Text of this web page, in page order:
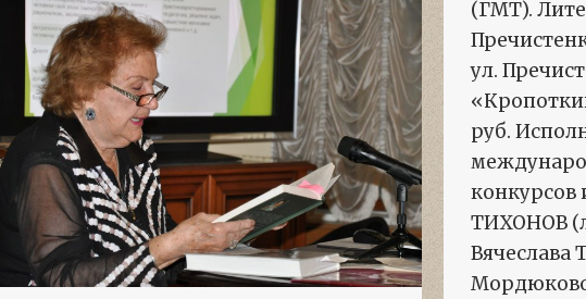
(ГМТ).
ул.
руб.
конкурсов
ТИХОНОВ
Вячеслава